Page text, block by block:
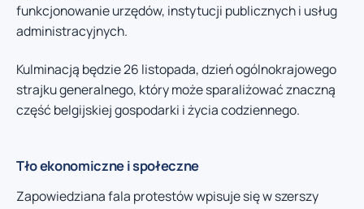
funkcjonowanie urzędów, instytucji publicznych i usług
administracyjnych.
Kulminacją będzie 26 listopada, dzień ogólnokrajowego
strajku generalnego, który może sparaliżować znaczną
część belgijskiej gospodarki i życia codziennego.
Tło ekonomiczne i społeczne
Zapowiedziana fala protestów wpisuje się w szerszy